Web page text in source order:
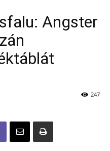
Angster
247